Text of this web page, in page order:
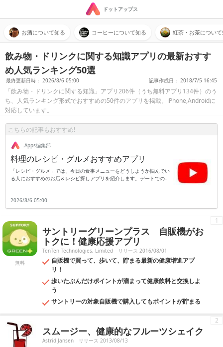
ドットアップス
お酒について知る コーヒーについて知る 紅茶・お茶につい
飲み物・ドリンクに関する知識アプリの最新おすす
め人気ランキング50選
最終更新日時： 2026/8/6 05:00 記事作成日： 2018/7/5 16:45
「飲み物・ドリンクに関する知識」アプリ206件（うち無料アプリ134件）のう
ち、人気ランキング形式でおすすめの50件のアプリを掲載。iPhone,Androidに
対応しています。
こちらの記事もおすすめ!
.Apps編集部
料理のレシピ・グルメおすすめアプリ
「レシピ・グルメ」では、今日の食事メニューをどうしようか悩んでい
る人におすすめのお店＆レシピ探しアプリを紹介します。デートでのお
なお料理レシピが分かるアプリのほかにも、料理の作り方を動画で紹介
してくれるアプリ、冷蔵庫の中の余り物のような指定の材料だけで作れ
ます。アレルギー持ちの人のためのアプリや、妊娠中に食べないほうが
いい食材の検索など、健康のために使いたいアプリもありますので、外
食が多い人も自炊することが多い人も一度チェックしてみてください。
2026/8/6 05:00
無料
サントリーグリーンプラス 自販機がお
トクに！健康応援アプリ
TenTen Technologies, Limited リリース 2016/08/01
自販機で買って、歩いて、貯まる最新の健康増進アプ
リ！
歩いたぶんだけポイントが溜まって健康飲料と交換しよ
う
サントリーの対象自販機で購入してもポイントが貯まる
1
スムージー、健康的なフルーツシェイク
Astrid Jansen リリース 2013/08/13
2